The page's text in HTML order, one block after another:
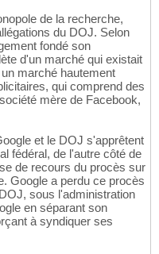
de la recherche,
du DOJ. Selon
fondé son
d'un marché qui existait
marché hautement
qui comprend des
mère de Facebook,
et le DOJ s'apprêtent
fédéral, de l'autre côté de
de recours du procès sur
Google a perdu ce procès
sous l'administration
en séparant son
à syndiquer ses